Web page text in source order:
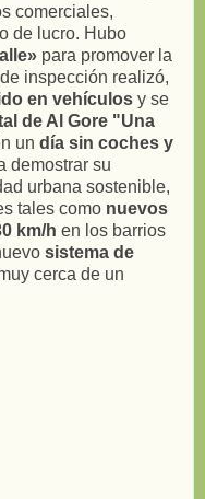
comerciales,
de lucro. Hubo
para promover la
inspección realizó,
en vehículos y se
de Al Gore "Una
un día sin coches y
demostrar su
urbana sostenible,
tales como nuevos
km/h en los barrios
sistema de
cerca de un